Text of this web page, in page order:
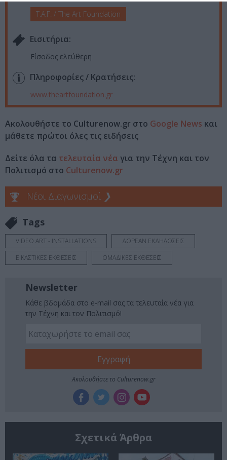
T.A.F. / The Art Foundation
Eισιτήρια:
Είσοδος ελεύθερη
Πληροφορίες / Κρατήσεις:
www.theartfoundation.gr
Ακολουθήστε το Culturenow.gr στο Google News και
μάθετε πρώτοι όλες τις ειδήσεις
Δείτε όλα τα τελευταία νέα για την Τέχνη και τον
Πολιτισμό στο Culturenow.gr
Νέοι Διαγωνισμοί ❯
Tags
VIDEO ART - INSTALLATIONS
ΔΩΡΕΑΝ ΕΚΔΗΛΩΣΕΙΣ
ΕΙΚΑΣΤΙΚΕΣ ΕΚΘΕΣΕΙΣ
ΟΜΑΔΙΚΕΣ ΕΚΘΕΣΕΙΣ
Newsletter
Κάθε βδομάδα στο e-mail σας τα τελευταία νέα για
την Τέχνη και τον Πολιτισμό!
Ακολουθήστε το Culturenow.gr
Σχετικά Άρθρα